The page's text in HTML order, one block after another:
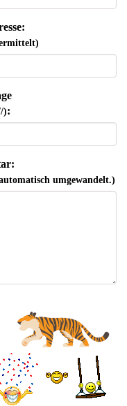
):
umgewandelt.)